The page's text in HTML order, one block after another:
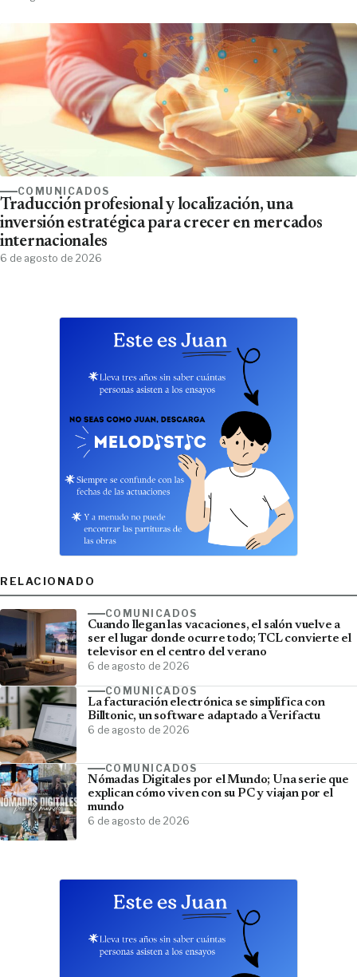
COMUNICADOS
Traducción profesional y localización, una
inversión estratégica para crecer en mercados
internacionales
6 de agosto de 2026
RELACIONADO
COMUNICADOS
Cuando llegan las vacaciones, el salón vuelve a
ser el lugar donde ocurre todo; TCL convierte el
televisor en el centro del verano
6 de agosto de 2026
COMUNICADOS
La facturación electrónica se simplifica con
Billtonic, un software adaptado a Verifactu
6 de agosto de 2026
COMUNICADOS
Nómadas Digitales por el Mundo; Una serie que
explican cómo viven con su PC y viajan por el
mundo
6 de agosto de 2026